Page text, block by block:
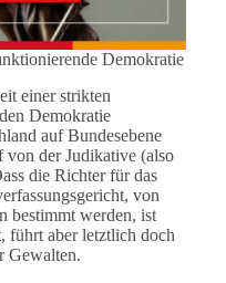
Demokratie
einer strikten
Demokratie
auf Bundesebene
von der Judikative (also
die Richter für das
von
bestimmt werden, ist
führt aber letztlich doch
Gewalten.